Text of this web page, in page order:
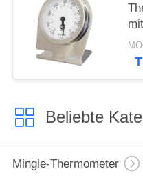
Beliebte
Mingle-Thermometer